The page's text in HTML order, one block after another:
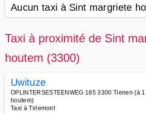
Aucun taxi à Sint margriete
Taxi à proximité de Sint
houtem (3300)
Uwituze
OPLINTERSESTEENWEG 185 3300 Tienen (à
houtem)
Taxi à Tirlemont